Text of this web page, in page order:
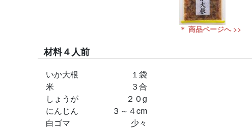
＊ 商品ページへ >>
材料４人前
いか大根
１袋
米
３合
しょうが
２０g
にんじん
３～４cm
白ゴマ
少々